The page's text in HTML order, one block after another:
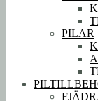
PILAR